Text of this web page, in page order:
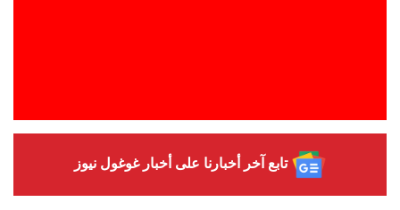
تابع آخر أخبارنا على أخبار غوغول نيوز